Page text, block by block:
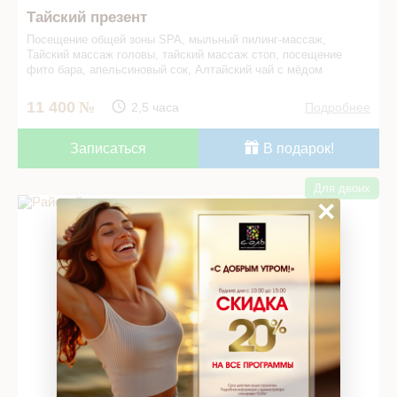
Тайский презент
Посещение общей зоны SPA, мыльный пилинг-массаж,
Тайский массаж головы, тайский массаж стоп, посещение
фито бара, апельсиновый сок, Алтайский чай с мёдом
11 400 2,5 часа Подробнее
Записаться В подарок!
Райский секрет в СПА салоне
Для двоих
×